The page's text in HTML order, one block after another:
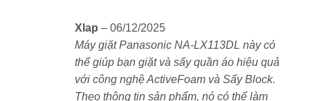
Kiểu dáng:Máy giặt cửa ngang, lồng nghiêng
Kích thước:Rộng 604 mm × Sâu 722 mm × Cao
Xlap – 06/12/2025
Máy giặt Panasonic NA-LX113DL này có
thể giúp bạn giặt và sấy quần áo hiệu quả
với công nghệ ActiveFoam và Sấy Block.
Theo thông tin sản phẩm, nó có thể làm